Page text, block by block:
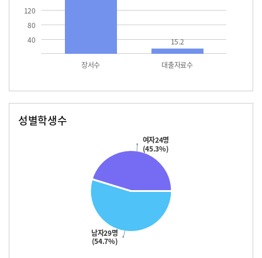
40
80
120
장서수 대출자료수
15.2
성별학생수
남자29명
(54.7%)
여자24명
(45.3%)